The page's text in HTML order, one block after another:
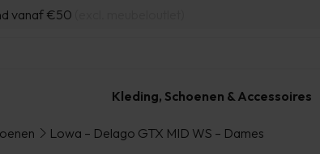
vanaf €50
Kleding, Schoenen & Accessoires
Lowa – Delago GTX MID WS – Dames